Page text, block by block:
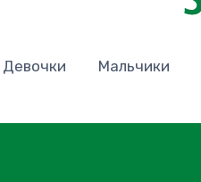
Девочки Мальчики